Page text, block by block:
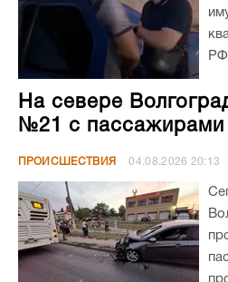
РФ
На севере
№21 с пассажирами
ПРОИСШЕСТВИЯ 04.08.2026 20:13